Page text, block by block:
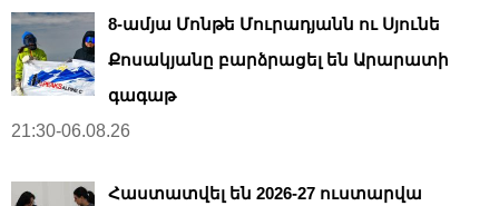
8-ամյա Մոնթե Մուրադյանն ու Սյունե
Քոսակյանը բարձրացել են Արարատի
գագաթ
21:30-06.08.26
Հաստատվել են 2026-27 ուստարվա